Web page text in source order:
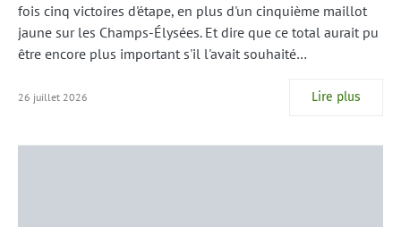
fois cinq victoires d'étape, en plus d'un cinquième maillot
jaune sur les Champs-Élysées. Et dire que ce total aurait pu
être encore plus important s'il l'avait souhaité…
26 juillet 2026 Lire plus